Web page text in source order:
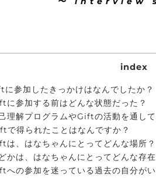
index
に参加したきっかけはなんでしたか
に参加する前はどんな状態だった？
理解プログラムやGiftの活動を通し
で得られたことはなんですか？
は、はなちゃんにとってどんな場所
かは、はなちゃんにとってどんな存
への参加を迷っている過去の自分が